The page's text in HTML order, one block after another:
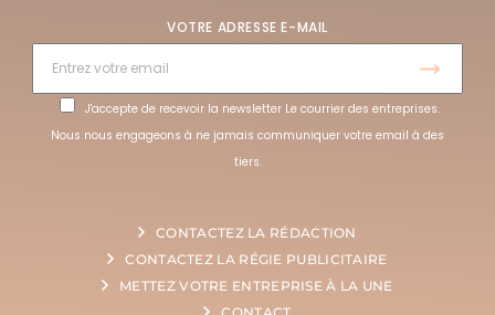
VOTRE ADRESSE E-MAIL
J'accepte de recevoir la newsletter Le courrier des entreprises.
Nous nous engageons à ne jamais communiquer votre email à des
tiers.
CONTACTEZ LA RÉDACTION
CONTACTEZ LA RÉGIE PUBLICITAIRE
METTEZ VOTRE ENTREPRISE À LA UNE